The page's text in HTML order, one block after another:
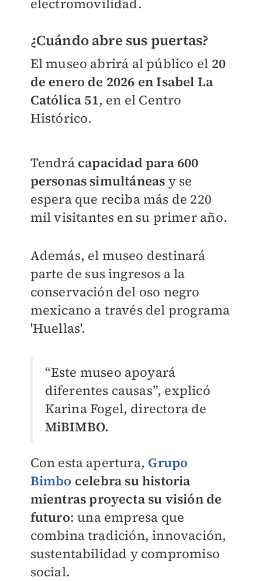
¿Cuándo abre sus puertas?
El museo abrirá al público el 20
de enero de 2026 en Isabel La
Católica 51, en el Centro
Histórico.
Tendrá capacidad para 600
personas simultáneas y se
espera que reciba más de 220
mil visitantes en su primer año.
Además, el museo destinará
parte de sus ingresos a la
conservación del oso negro
mexicano a través del programa
'Huellas'.
“Este museo apoyará
diferentes causas”, explicó
Karina Fogel, directora de
MiBIMBO.
Con esta apertura, Grupo
Bimbo celebra su historia
mientras proyecta su visión de
futuro: una empresa que
combina tradición, innovación,
sustentabilidad y compromiso
social.